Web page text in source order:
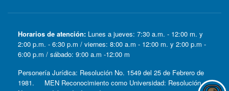
Horarios de atención: Lunes a jueves: 7:30 a.m. - 12:00 m. y
2:00 p.m. - 6:30 p.m / viernes: 8:00 a.m - 12:00 m. y 2:00 p.m -
6:00 p.m / sábado: 9:00 a.m -12:00 m
Personería Jurídica: Resolución No. 1549 del 25 de Febrero de
1981. MEN Reconocimiento como Universidad: Resolución